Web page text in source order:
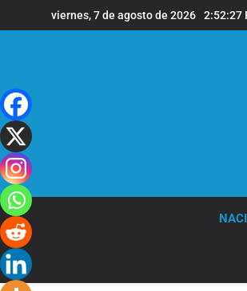
al
viernes, 7 de agosto de 2026 2:52:28